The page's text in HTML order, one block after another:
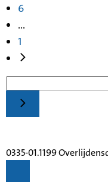
6
...
1
0335-01.1199